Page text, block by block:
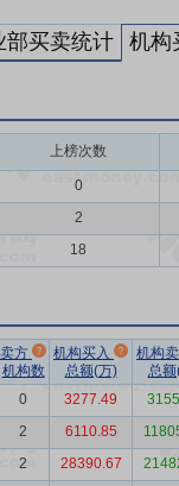
部买卖统计 机构
上榜次数
0
2
18
卖方
机构数
机构买入
总额(万)
机构
总
0 3277.49
2 6110.85
2 28390.67